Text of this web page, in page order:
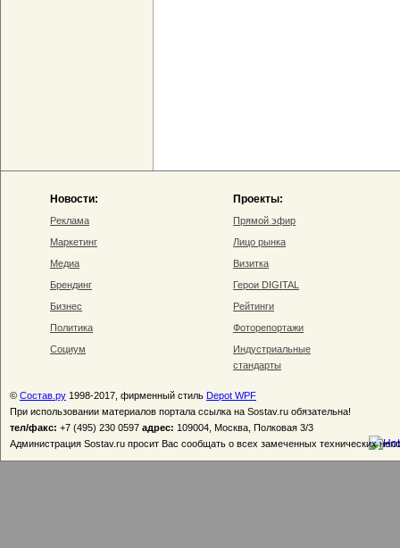
Новости:
Реклама
Маркетинг
Медиа
Брендинг
Бизнес
Политика
Социум
Проекты:
Прямой эфир
Лицо рынка
Визитка
Герои DIGITAL
Рейтинги
Фоторепортажи
Индустриальные
стандарты
© Состав.ру 1998-2017, фирменный стиль Depot WPF
При использовании материалов портала ссылка на Sostav.ru обязательна!
тел/факс: +7 (495) 230 0597 адрес: 109004, Москва, Полковая 3/3
Администрация Sostav.ru просит Вас сообщать о всех замеченных технических